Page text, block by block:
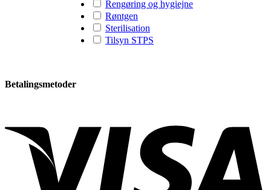
Rengøring og hygiejne
Røntgen
Sterilisation
Tilsyn STPS
Betalingsmetoder